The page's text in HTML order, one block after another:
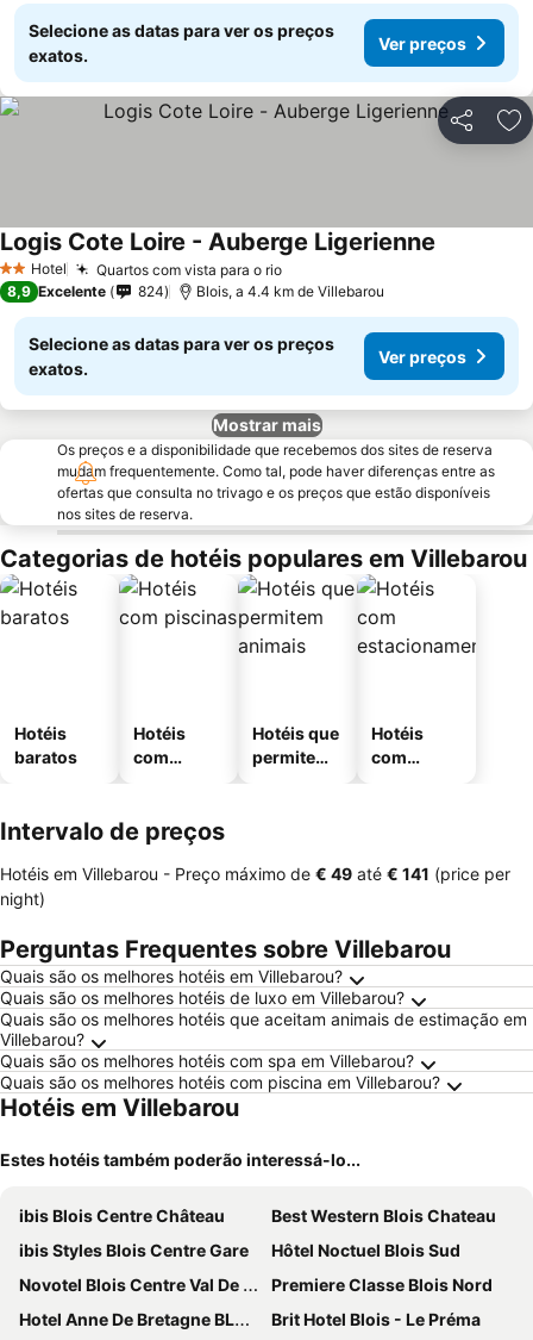
Selecione as datas para ver os preços
exatos.
Ver preços
Partilhar
2 Estrelas
Hotel Quartos com vista para o rioVer preços
Logis Cote Loire - Auberge Ligerienne
8,9 Excelente 824 Blois, a 4.4 km de Villebarou
Selecione as datas para ver os preços
exatos.
Ver preços
Mostrar mais
Os preços e a disponibilidade que recebemos dos sites de reserva
mudam frequentemente. Como tal, pode haver diferenças entre as
ofertas que consulta no trivago e os preços que estão disponíveis
nos sites de reserva.
Categorias de hotéis populares em Villebarou
Hotéis
baratos
Hotéis
com
Hotéis que
permitem
Hotéis
com
Intervalo de preços
Hotéis em Villebarou - Preço máximo de ‎€ 49 até ‎€ 141 (price per
night)
Perguntas Frequentes sobre Villebarou
Quais são os melhores hotéis em Villebarou?
Quais são os melhores hotéis de luxo em Villebarou?
Quais são os melhores hotéis que aceitam animais de estimação em
Villebarou?
Quais são os melhores hotéis com spa em Villebarou?
Quais são os melhores hotéis com piscina em Villebarou?
Hotéis em Villebarou
Estes hotéis também poderão interessá-lo...
ibis Blois Centre Château
Best Western Blois Chateau
ibis Styles Blois Centre Gare
Hôtel Noctuel Blois Sud
Novotel Blois Centre Val De Loire
Premiere Classe Blois Nord
Hotel Anne De Bretagne BLOIS
Brit Hotel Blois - Le Préma